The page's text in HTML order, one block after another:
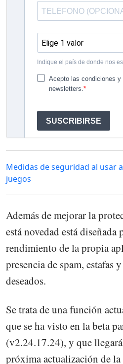
Medidas de seguridad al usar
juegos
Además de mejorar la
está novedad está diseñada
rendimiento de la propia
presencia de spam, estafas
deseados.
Se trata de una función
que se ha visto en la beta
(v2.24.17.24), y que
próxima actualización de